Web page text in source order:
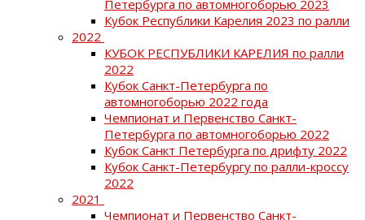
Петербурга по автомногоборью 2023
Кубок Республики Карелия 2023 по ралли
2022
КУБОК РЕСПУБЛИКИ КАРЕЛИЯ по ралли
2022
Кубок Санкт-Петербурга по
автомногоборью 2022 года
Чемпионат и Первенство Санкт-
Петербурга по автомногоборью 2022
Кубок Санкт Петербурга по дрифту 2022
Кубок Санкт-Петербургу по ралли-кроссу
2022
2021
Чемпионат и Первенство Санкт-